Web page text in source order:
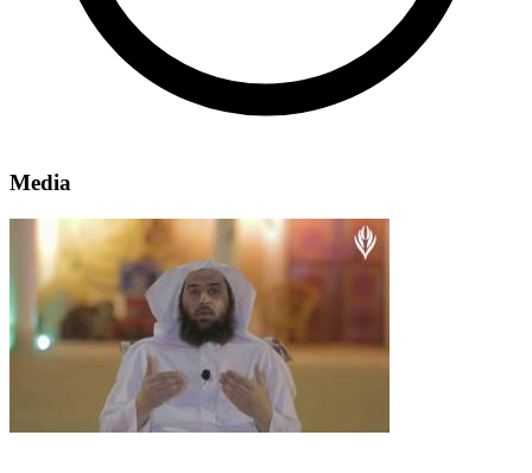
Media